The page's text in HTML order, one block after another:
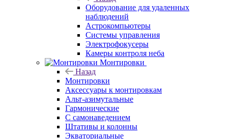
Оборудование для удаленных
наблюдений
Астрокомпьютеры
Системы управления
Электрофокусеры
Камеры контроля неба
Монтировки
Назад
Монтировки
Аксессуары к монтировкам
Альт-азимутальные
Гармонические
С самонаведением
Штативы и колонны
Экваториальные